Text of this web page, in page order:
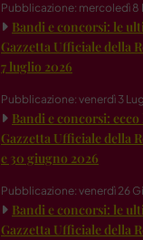
Pubblicazione: mercoledì 8
Bandi e concorsi: le
Gazzetta Ufficiale della
7 luglio 2026
Pubblicazione: venerdì 3
Bandi e concorsi:
Gazzetta Ufficiale della
e 30 giugno 2026
Pubblicazione: venerdì 26
Bandi e concorsi: le
Gazzetta Ufficiale della